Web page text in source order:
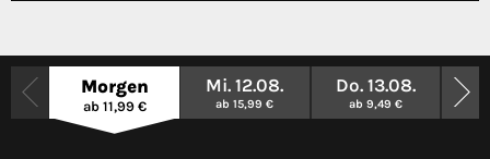
Morgen
ab 11,99 €
Mi. 12.08.
ab 15,99 €
Do. 13.08.
ab 9,49 €